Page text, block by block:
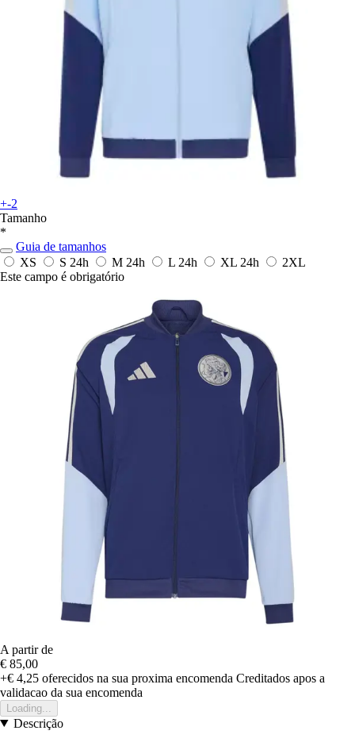
+-2
Tamanho
*
Guia de tamanhos
XS
S 24h M 24h L 24h XL 24h
2XL
Este campo é obrigatório
A partir de
€ 85,00
+€ 4,25 oferecidos na sua proxima encomenda Creditados apos a
validacao da sua encomenda
Loading...
Descrição